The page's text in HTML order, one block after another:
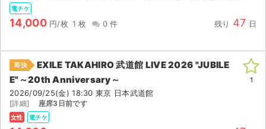
電チケ
14,000 円/枚 1 枚 0 件 残り 47 日
即決
EXILE TAKAHIRO 武道館 LIVE 2026 "JUBILE
E"～20th Anniversary～
2026/09/25(金) 18:30 東京 日本武道館
[詳細] 座席3日前です
女性 電チケ
1